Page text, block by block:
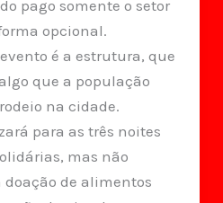
pago somente o setor
opcional.
é a estrutura, que
que a população
na cidade.
para as três noites
mas não
de alimentos